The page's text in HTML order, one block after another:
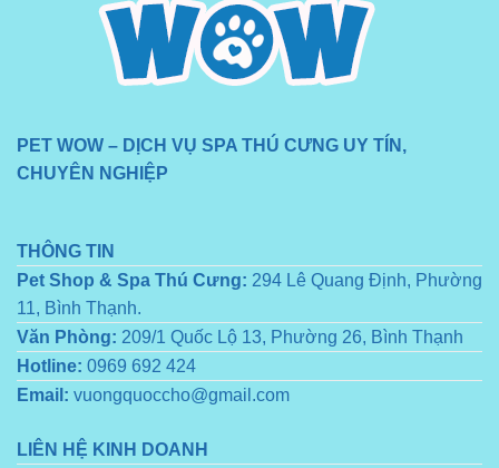
PET WOW – DỊCH VỤ SPA THÚ CƯNG UY TÍN,
CHUYÊN NGHIỆP
THÔNG TIN
Pet Shop & Spa Thú Cưng: 294 Lê Quang Định, Phường
11, Bình Thạnh.
Văn Phòng: 209/1 Quốc Lộ 13, Phường 26, Bình Thạnh
Hotline: 0969 692 424
Email: vuongquoccho@gmail.com
LIÊN HỆ KINH DOANH